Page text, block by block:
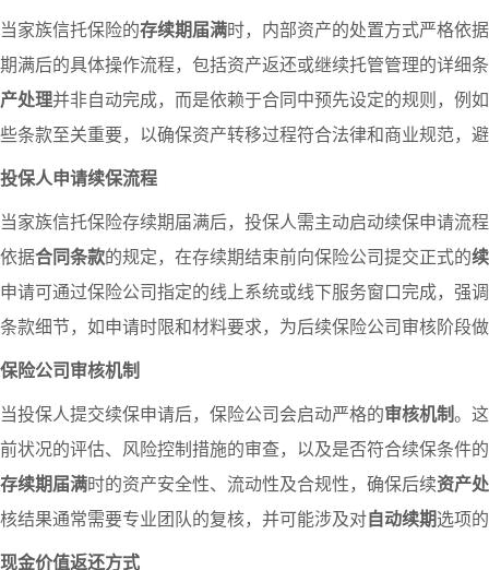
当家族信托保险的存续期届满时，内部资产的处置方式严格依
期满后的具体操作流程，包括资产返还或继续托管管理的详细
产处理并非自动完成，而是依赖于合同中预先设定的规则，例
些条款至关重要，以确保资产转移过程符合法律和商业规范，
投保人申请续保流程
当家族信托保险存续期届满后，投保人需主动启动续保申请流
依据合同条款的规定，在存续期结束前向保险公司提交正式的
申请可通过保险公司指定的线上系统或线下服务窗口完成，强
条款细节，如申请时限和材料要求，为后续保险公司审核阶段
保险公司审核机制
当投保人提交续保申请后，保险公司会启动严格的审核机制。
前状况的评估、风险控制措施的审查，以及是否符合续保条件
存续期届满时的资产安全性、流动性及合规性，确保后续资产
核结果通常需要专业团队的复核，并可能涉及对自动续期选项
现金价值返还方式